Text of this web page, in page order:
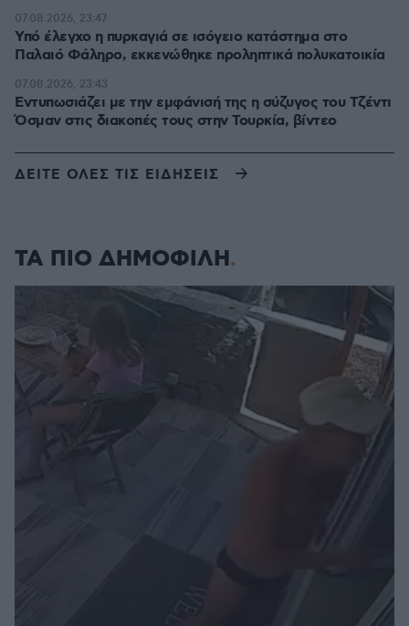
Υπό έλεγχο η πυρκαγιά σε ισόγειο κατάστημα στο
Παλαιό Φάληρο, εκκενώθηκε προληπτικά πολυκατοικία
07.08.2026, 23:47
Εντυπωσιάζει με την εμφάνισή της η σύζυγος του Τζέντι
Όσμαν στις διακοπές τους στην Τουρκία, βίντεο
07.08.2026, 23:43
ΔΕΙΤΕ ΟΛΕΣ ΤΙΣ ΕΙΔΗΣΕΙΣ
ΤΑ ΠΙΟ ΔΗΜΟΦΙΛΗ